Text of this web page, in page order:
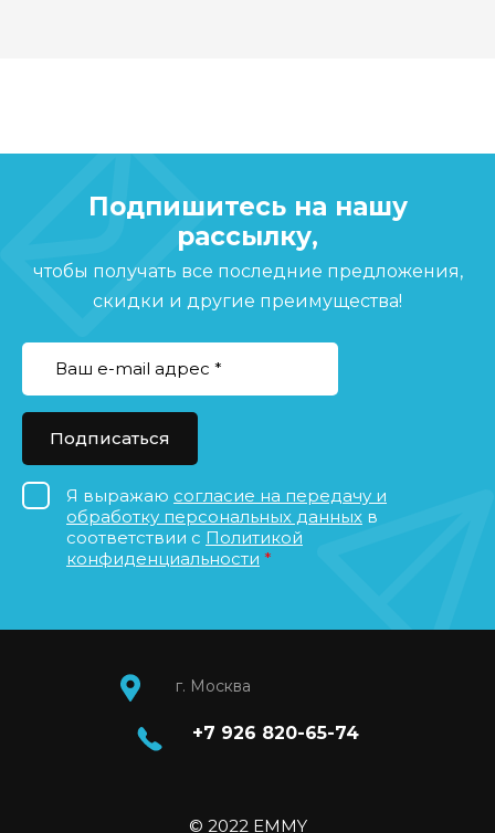
Подпишитесь на нашу
рассылку,
чтобы получать все последние предложения,
скидки и другие преимущества!
Я выражаю согласие на передачу и
обработку персональных данных в
соответствии с Политикой
конфиденциальности *
Подписаться
г. Москва
+7 926 820-65-74
© 2022 EMMY